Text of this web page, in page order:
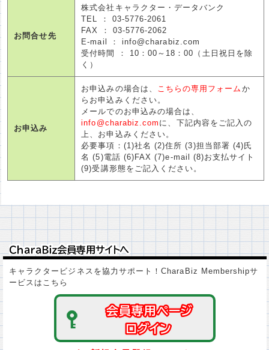
お問合せ先
株式会社キャラクター・データバンク
TEL ： 03-5776-2061
FAX ： 03-5776-2062
E-mail ： info@charabiz.com
受付時間 ： 10：00～18：00（土日祝日を除
く）
お申込み
お申込みの場合は、 こちらの専用フォーム か
らお申込みください。
メールでのお申込みの場合は、
info@charabiz.com に、下記内容をご記入の
上、お申込みください。
必要事項：(1)社名 (2)住所 (3)担当部署 (4)氏
名 (5)電話 (6)FAX (7)e-mail (8)お支払サイト
(9)受講形態をご記入ください。
ＣｈａｒａＢｉｚ会員専用サイトへ
ＣｈａｒａＢｉｚ会員専用サイトへ
キャラクタービジネスを協力サポート！CharaBiz Membershipサ
ービスはこちら
会員専用ページ
会員専用ページ
ログイン
ログイン